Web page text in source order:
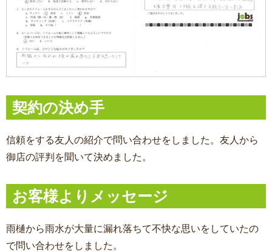
契約の決め手
信頼をする友人の紹介で問い合わせをしました。友人から
御店の評判を聞いて決めました。
お客様よりメッセージ
雨樋から雨水が大量に漏れ落ちて不快な思いをしていたの
で問い合わせをしました。